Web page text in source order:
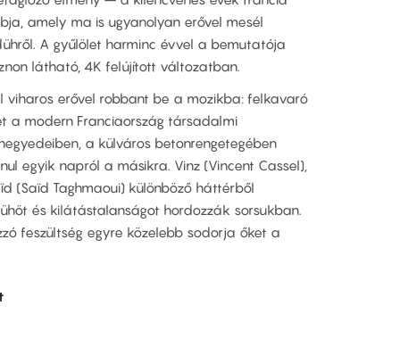
amely ma is ugyanolyan erővel mesél
A gyűlölet harminc évvel a bemutatója
látható, 4K felújított változatban.
viharos erővel robbant be a mozikba: felkavaró
a modern Franciaország társadalmi
a külváros betonrengetegében
egyik napról a másikra. Vinz (Vincent Cassel),
(Saïd Taghmaoui) különböző háttérből
és kilátástalanságot hordozzák sorsukban.
feszültség egyre közelebb sodorja őket a